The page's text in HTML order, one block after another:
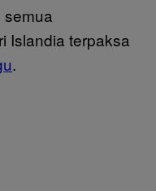
semua
Islandia terpaksa
.